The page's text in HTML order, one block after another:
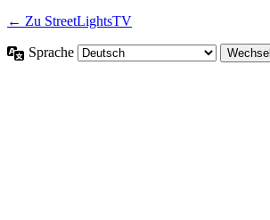
← Zu StreetLightsTV
Sprache